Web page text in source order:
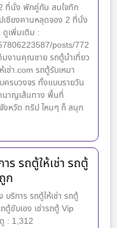
ที่นั่ง พักคู่กัน สนใจทัก
เชียงคานหลุดจอง 2 ที่นั่ง
ดูเพิ่มเติม :
posts/772
งานคุณชาย รถตู้นำเที่ยว
ช่า.com รถตู้รับเหมา
ครบวงจร ทั้งแบบรายวัน
นาญเส้นทาง พื้นที่
หวัด ทริป ไหนๆ ก็ สนุก
ร รถตู้ให้เช่า รถตู้
ก
บริการ รถตู้ให้เช่า รถตู้
ตู้ขับเอง เช่ารถตู้ Vip
: 1,312